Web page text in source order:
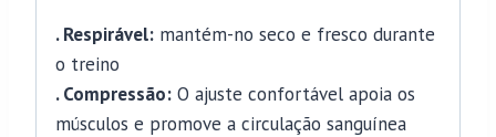
. Respirável: mantém-no seco e fresco durante
o treino
. Compressão: O ajuste confortável apoia os
músculos e promove a circulação sanguínea